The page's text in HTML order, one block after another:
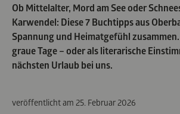
Ob Mittelalter, Mord am See oder
Karwendel: Diese 7 Buchtipps aus
Spannung und Heimatgefühl
graue Tage – oder als literarische
nächsten Urlaub bei uns.
veröffentlicht am 25. Februar 2026